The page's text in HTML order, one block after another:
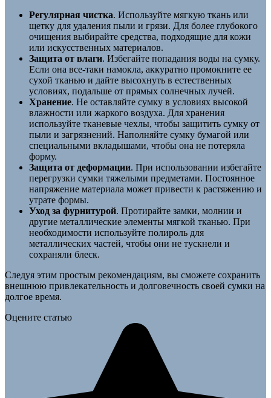
Регулярная чистка. Используйте мягкую ткань или
щетку для удаления пыли и грязи. Для более глубокого
очищения выбирайте средства, подходящие для кожи
или искусственных материалов.
Защита от влаги. Избегайте попадания воды на сумку.
Если она все-таки намокла, аккуратно промокните ее
сухой тканью и дайте высохнуть в естественных
условиях, подальше от прямых солнечных лучей.
Хранение. Не оставляйте сумку в условиях высокой
влажности или жаркого воздуха. Для хранения
используйте тканевые чехлы, чтобы защитить сумку от
пыли и загрязнений. Наполняйте сумку бумагой или
специальными вкладышами, чтобы она не потеряла
форму.
Защита от деформации. При использовании избегайте
перегрузки сумки тяжелыми предметами. Постоянное
напряжение материала может привести к растяжению и
утрате формы.
Уход за фурнитурой. Протирайте замки, молнии и
другие металлические элементы мягкой тканью. При
необходимости используйте полироль для
металлических частей, чтобы они не тускнели и
сохраняли блеск.
Следуя этим простым рекомендациям, вы сможете сохранить
внешнюю привлекательность и долговечность своей сумки на
долгое время.
Оцените статью